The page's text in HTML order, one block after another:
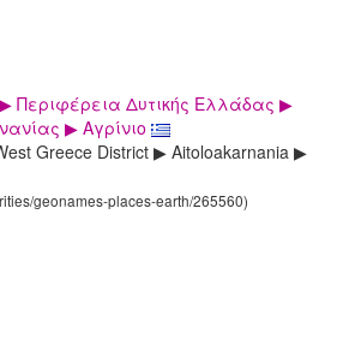
Περιφέρεια Δυτικής Ελλάδας ▶
▶ Αγρίνιο
Greece District ▶ Aitoloakarnania ▶
geonames-places-earth/265560)